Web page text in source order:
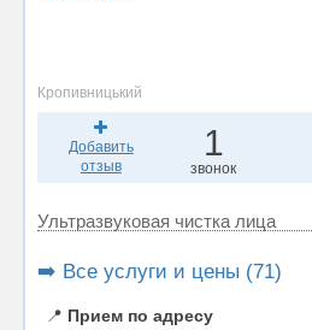
Кропивницький
Добавить
отзыв
1
звонок
Ультразвуковая чистка лица
➡️ Все услуги и цены (71)
📍 Прием по адресу